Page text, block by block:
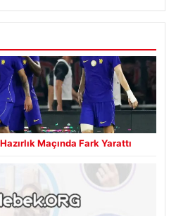
Maçında Fark Yarattı